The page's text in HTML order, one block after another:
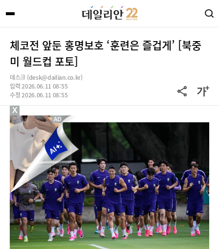
체코전 앞둔 홍명보호 ‘훈련은 즐겁게’ [북중
미 월드컵 포토]
데스크 (desk@dailian.co.kr)
입력 2026.06.11 08:55
수정 2026.06.11 08:55
X